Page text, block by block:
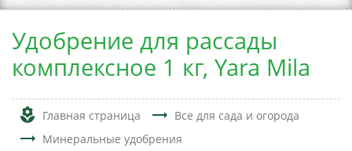
Удобрение для рассады
комплексное 1 кг, Yara Mila
local_florist Главная страница trending_flat Все для сада и огорода
trending_flat Минеральные удобрения